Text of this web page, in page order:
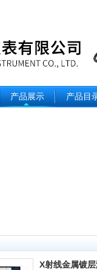
产品展示 产品目
X射线金属镀